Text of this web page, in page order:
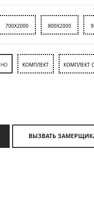
700X2000 800X2000
КОМПЛЕКТ КОМПЛЕКТ
ВЫЗВАТЬ